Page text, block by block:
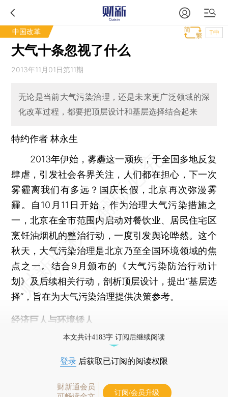
中国改革 T中
大气十条忽视了什么
2013年11月01日第11期
无论是当前大气污染治理，还是未来更广泛领域的深
化改革过程，都要把顶层设计和基层选择结合起来
特约作者 林永生
2013年伊始，雾霾这一顽疾，于全国多地反复
肆虐，引发社会各界关注，人们都在担心，下一次
雾霾离我们有多远？国庆长假，北京再次弥漫雾
霾。自10月11日开始，作为治理大气污染措施之
一，北京在全市范围内启动对餐饮业、居民住宅区
烹饪油烟机的整治行动，一度引发舆论哗然。这个
秋天，大气污染治理是北京乃至全国环境领域的焦
点之一。结合9月颁布的《大气污染防治行动计
划》及后续相关行动，剖析顶层设计，提出“基层选
择”，旨在为大气污染治理提供决策参考。
经济巨人与环境矮人
本文共计4183字 订阅后继续阅读
登录 后获取已订阅的阅读权限
财新通会员
订阅/会员升级